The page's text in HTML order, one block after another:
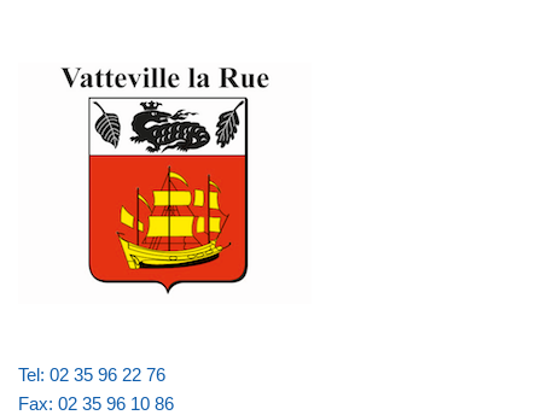
Tel: 02 35 96 22 76
Fax: 02 35 96 10 86